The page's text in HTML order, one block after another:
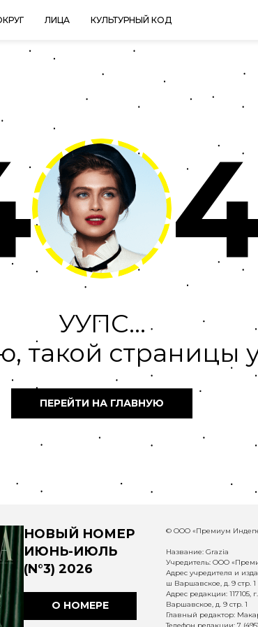
ЛИЦА КУЛЬТУРНЫЙ КОД
УУПС...
такой страницы
ПЕРЕЙТИ НА ГЛАВНУЮ
НОВЫЙ НОМЕР
ИЮНЬ-ИЮЛЬ
(N°3) 2026
О НОМЕРЕ
© ООО «Премиум
Название: Grazia
Учредитель: ООО
Адрес учредителя и
ш Варшавское, д. 9 стр. 1
Адрес редакции:
Варшавское, д. 9 стр. 1
Главный редактор: